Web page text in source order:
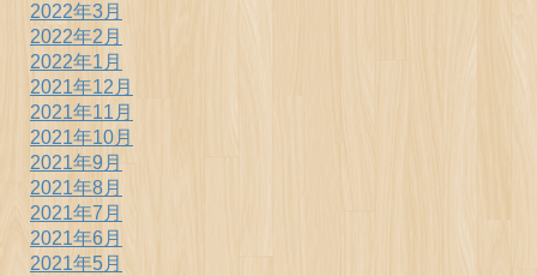
2022年3月
2022年2月
2022年1月
2021年12月
2021年11月
2021年10月
2021年9月
2021年8月
2021年7月
2021年6月
2021年5月